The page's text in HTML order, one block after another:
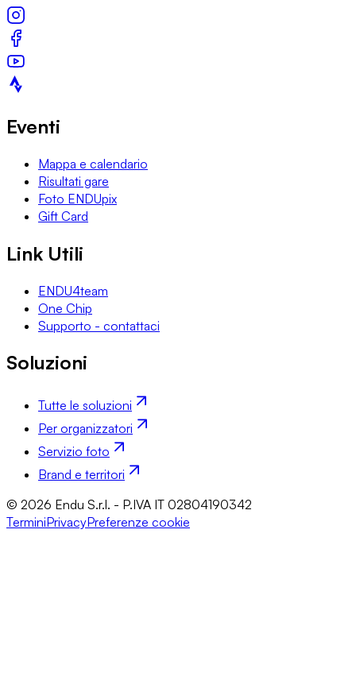
Eventi
Mappa e calendario
Risultati gare
Foto ENDUpix
Gift Card
Link Utili
ENDU4team
One Chip
Supporto - contattaci
Soluzioni
Tutte le soluzioni
Per organizzatori
Servizio foto
Brand e territori
© 2026 Endu S.r.l. - P.IVA IT 02804190342
TerminiPrivacyPreferenze cookie